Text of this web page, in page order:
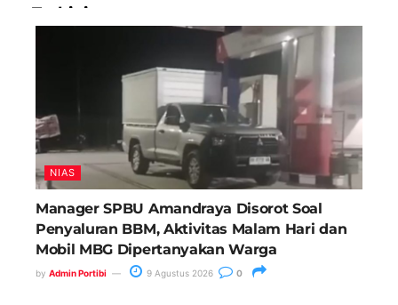
Terkini
NIAS
Manager SPBU Amandraya Disorot Soal
Penyaluran BBM, Aktivitas Malam Hari dan
Mobil MBG Dipertanyakan Warga
by Admin Portibi 9 Agustus 2026 0